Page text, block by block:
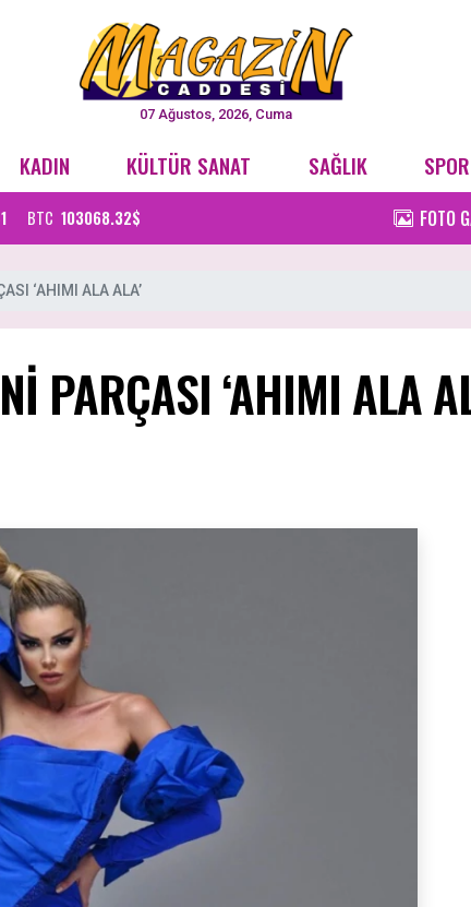
07 Ağustos, 2026, Cuma
KADIN KÜLTÜR SANAT SAĞLIK SPOR
BTC 103068.32$ FOTO
‘AHIMI ALA ALA’
PARÇASI ‘AHIMI ALA